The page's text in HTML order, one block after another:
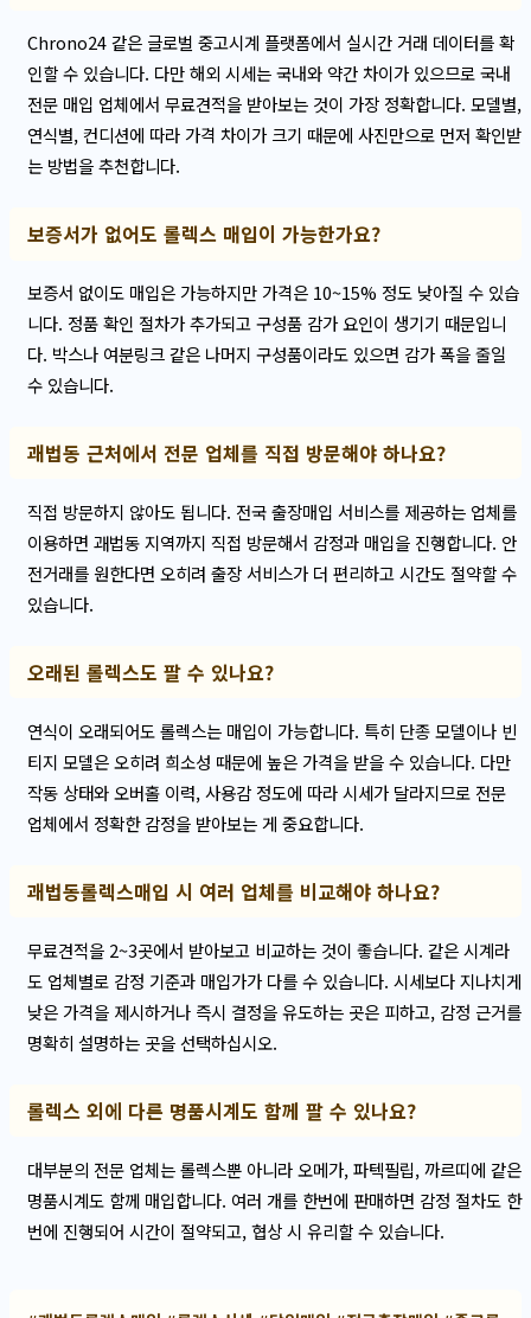
Chrono24 같은 글로벌 중고시계 플랫폼에서 실시간 거래 데이터를 확
인할 수 있습니다. 다만 해외 시세는 국내와 약간 차이가 있으므로 국내
전문 매입 업체에서 무료견적을 받아보는 것이 가장 정확합니다. 모델별,
연식별, 컨디션에 따라 가격 차이가 크기 때문에 사진만으로 먼저 확인받
는 방법을 추천합니다.
보증서가 없어도 롤렉스 매입이 가능한가요?
보증서 없이도 매입은 가능하지만 가격은 10~15% 정도 낮아질 수 있습
니다. 정품 확인 절차가 추가되고 구성품 감가 요인이 생기기 때문입니
다. 박스나 여분링크 같은 나머지 구성품이라도 있으면 감가 폭을 줄일
수 있습니다.
괘법동 근처에서 전문 업체를 직접 방문해야 하나요?
직접 방문하지 않아도 됩니다. 전국 출장매입 서비스를 제공하는 업체를
이용하면 괘법동 지역까지 직접 방문해서 감정과 매입을 진행합니다. 안
전거래를 원한다면 오히려 출장 서비스가 더 편리하고 시간도 절약할 수
있습니다.
오래된 롤렉스도 팔 수 있나요?
연식이 오래되어도 롤렉스는 매입이 가능합니다. 특히 단종 모델이나 빈
티지 모델은 오히려 희소성 때문에 높은 가격을 받을 수 있습니다. 다만
작동 상태와 오버홀 이력, 사용감 정도에 따라 시세가 달라지므로 전문
업체에서 정확한 감정을 받아보는 게 중요합니다.
괘법동롤렉스매입 시 여러 업체를 비교해야 하나요?
무료견적을 2~3곳에서 받아보고 비교하는 것이 좋습니다. 같은 시계라
도 업체별로 감정 기준과 매입가가 다를 수 있습니다. 시세보다 지나치게
낮은 가격을 제시하거나 즉시 결정을 유도하는 곳은 피하고, 감정 근거를
명확히 설명하는 곳을 선택하십시오.
롤렉스 외에 다른 명품시계도 함께 팔 수 있나요?
대부분의 전문 업체는 롤렉스뿐 아니라 오메가, 파텍필립, 까르띠에 같은
명품시계도 함께 매입합니다. 여러 개를 한번에 판매하면 감정 절차도 한
번에 진행되어 시간이 절약되고, 협상 시 유리할 수 있습니다.